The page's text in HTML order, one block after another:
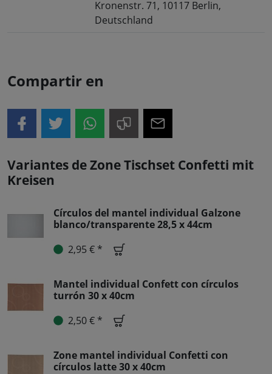
Kronenstr. 71, 10117 Berlin,
Deutschland
Compartir en
Variantes de Zone Tischset Confetti mit
Kreisen
Círculos del mantel individual Galzone
blanco/transparente 28,5 x 44cm
2,95 € *
Mantel individual Confett con círculos
turrón 30 x 40cm
2,50 € *
Zone mantel individual Confetti con
círculos latte 30 x 40cm